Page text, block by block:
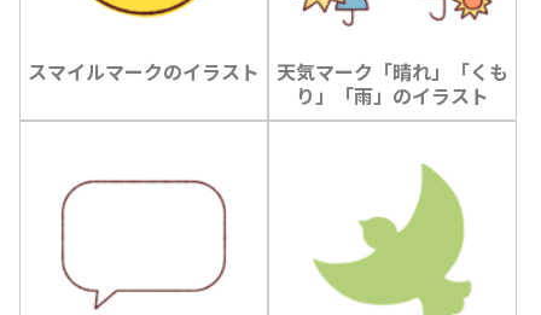
スマイルマークのイラスト
天気マーク「晴れ」「くも
り」「雨」のイラスト